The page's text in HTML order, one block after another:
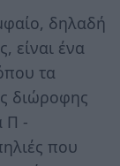
δηλαδή
είναι ένα
τα
διώροφης
Π -
που